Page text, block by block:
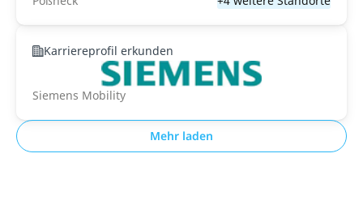
Karriereprofil erkunden
Siemens Mobility
Mehr laden